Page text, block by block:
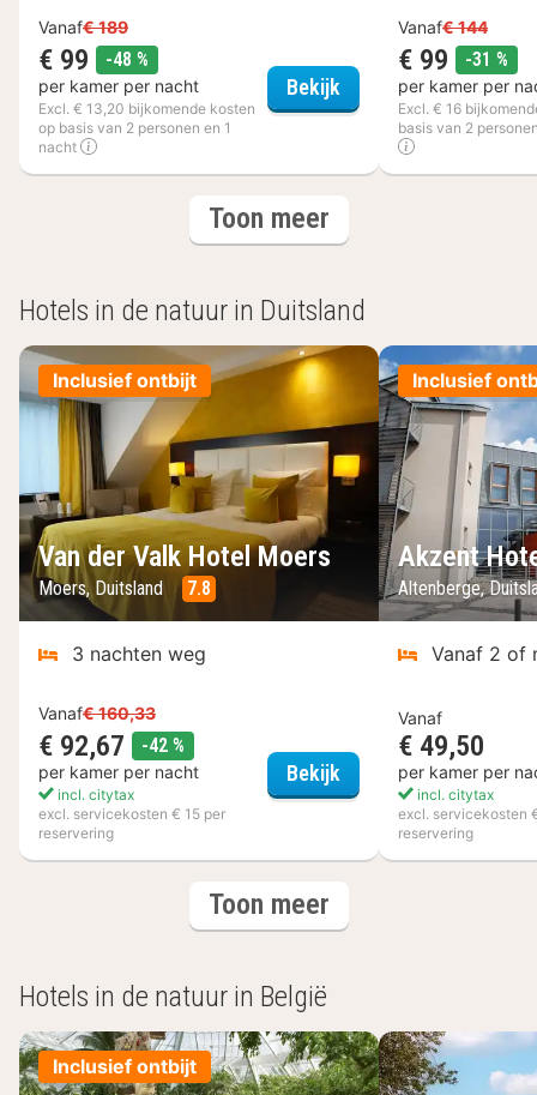
Vanaf€ 189
€ 99 -48 %
per kamer per nacht
Excl. € 13,20 bijkomende kosten
op basis van 2 personen en 1
nacht
Bekijk City Hotel de Jonge
Vanaf€ 144
€ 99 -31 %
per kamer per
Excl. € 16
basis van 2
Toon meerhotels
Hotels in de natuur in Duitsland
Inclusief ontbijt
Van der Valk Hotel Moers
Moers, Duitsland 7.8
3 nachten weg
Vanaf€ 160,33
€ 92,67 -42 %
per kamer per nacht
incl. citytax
excl. servicekosten € 15 per
reservering
Bekijk Van der Valk Hotel
Inclusief
Akzent
Altenberge,
Vanaf 2 of
Vanaf
€ 49,50
per kamer per
incl. citytax
excl. servicekosten
reservering
Toon meerhotels
Hotels in de natuur in België
Inclusief ontbijt